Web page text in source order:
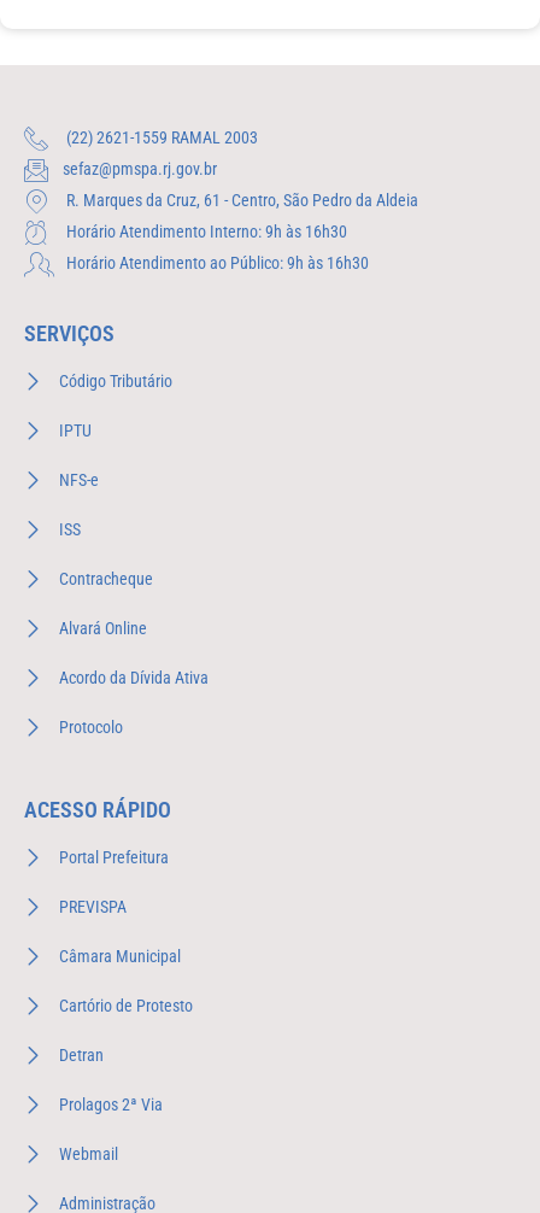
(22) 2621-1559 RAMAL 2003
sefaz@pmspa.rj.gov.br
R. Marques da Cruz, 61 - Centro, São Pedro da Aldeia
Horário Atendimento Interno: 9h às 16h30
Horário Atendimento ao Público: 9h às 16h30
SERVIÇOS
Código Tributário
IPTU
NFS-e
ISS
Contracheque
Alvará Online
Acordo da Dívida Ativa
Protocolo
ACESSO RÁPIDO
Portal Prefeitura
PREVISPA
Câmara Municipal
Cartório de Protesto
Detran
Prolagos 2ª Via
Webmail
Administração